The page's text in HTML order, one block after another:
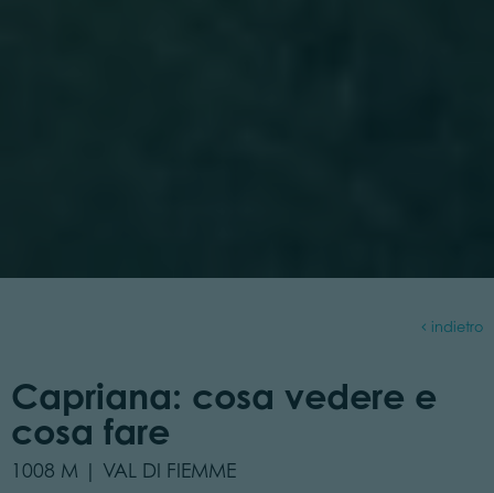
indietro
Capriana: cosa vedere e
cosa fare
1008 M | VAL DI FIEMME